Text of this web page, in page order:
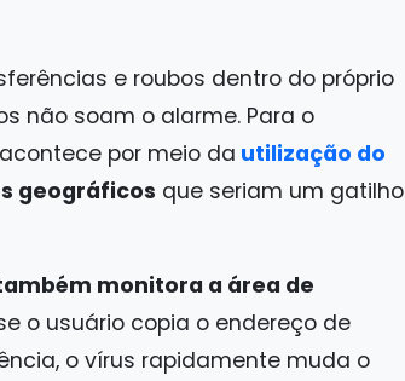
e roubos dentro do próprio
não soam o alarme. Para o
por meio da utilização do
geográficos que seriam um gatilho
monitora a área de
o usuário copia o endereço de
o vírus rapidamente muda o